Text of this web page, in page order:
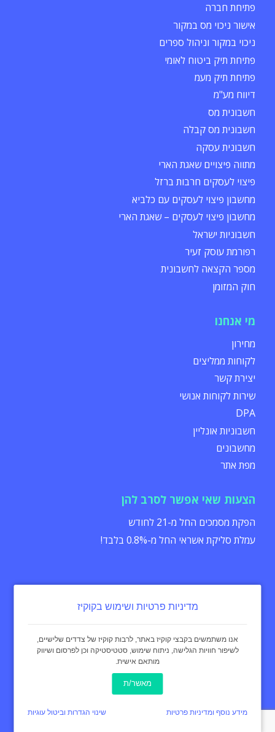
פתיחת חברה
אישור ניכוי מס במקור
ניכוי במקור וניהול ספרים
פתיחת תיק ביטוח לאומי
פתיחת תיק מעמ
דיווח מע"מ
חשבונית מס
חשבונית מס קבלה
חשבונית עסקה
מתווה פיצויים שאגת הארי
פיצוי לעסקים חרבות ברזל
מחשבון פיצוי לעסקים עם כלביא
מחשבון פיצוי לעסקים – שאגת הארי
חשבוניות ישראל
רפורמת עוסק זעיר
מספר הקצאה לחשבונית
חוק המזומן
מי אנחנו
מחירון
לקוחות ממליצים
יצירת קשר
שירות לקוחות אנושי
DPA
חשבוניות אונליין
מחשבונים
מפת אתר
הצעות שאי אפשר לסרב להן
הפקת מסמכים החל מ-21 לחודש
עמלת סליקת אשראי החל מ-0.8% בלבד!
מדיניות פרטיות
באינטרנט Invoice4u
עיצוב:
curly black
מדיניות פרטיות ושימוש בקוקיז
אנו משתמשים בקבצי קוקיז באתר, לרבות קוקיז של צדדים שלישיים,
לשיפור חוויות הגלישה, ניתוח שימוש, סטטיסטיקה וכן לפרסום ושיווק
מותאם אישית.
מאשר/ת
מידע נוסף ומדיניות פרטיות שינוי הגדרות וביטול עוגיות